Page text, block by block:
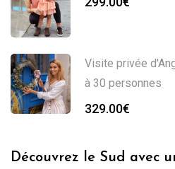
Visite privée
à 30 personnes
329.00€
Découvrez le Sud avec